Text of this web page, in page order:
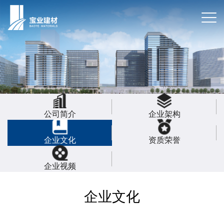
公司简介 企业架构
企业文化 资质荣誉
企业视频
企业文化